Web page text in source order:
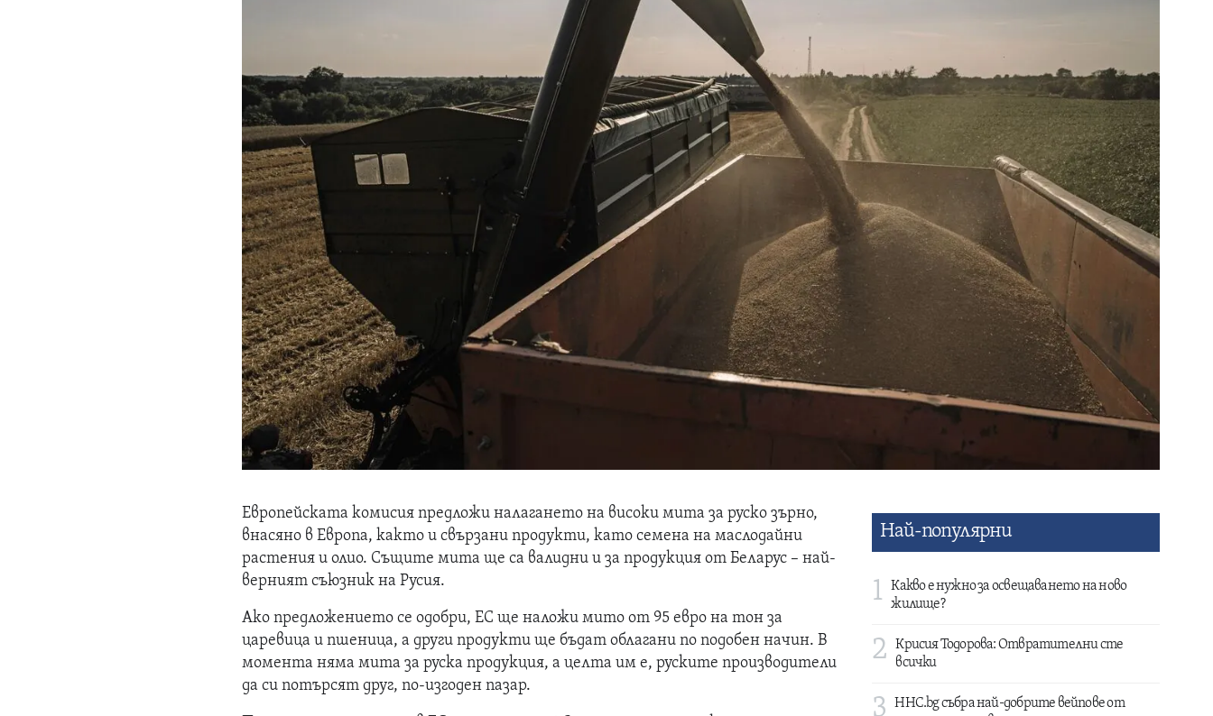
Европейската комисия предложи налагането на високи мита за руско зърно,
внасяно в Европа, както и свързани продукти, като семена на маслодайни
растения и олио. Същите мита ще са валидни и за продукция от Беларус – най-
верният съюзник на Русия.
Ако предложението се одобри, ЕС ще наложи мито от 95 евро на тон за
царевица и пшеница, а други продукти ще бъдат облагани по подобен начин. В
момента няма мита за руска продукция, а целта им е, руските производители
да си потърсят друг, по-изгоден пазар.
Най-популярни
1
Какво е нужно за освещаването на ново
жилище?
2
Крисия Тодорова: Отвратителни сте
всички
3
HHC.bg събра най-добрите вейпове от